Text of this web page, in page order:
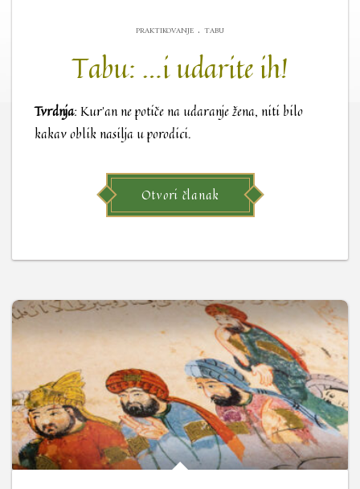
PRAKTIKOVANJE . TABU
Tabu: …i udarite ih!
Tvrdnja: Kur’an ne potiče na udaranje žena, niti bilo
kakav oblik nasilja u porodici.
Otvori članak